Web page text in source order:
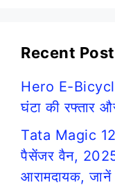
Recent
Hero E-
घंटा की रफ्तार
Tata Magic
पैसेंजर वैन, 2025
आरामदायक,